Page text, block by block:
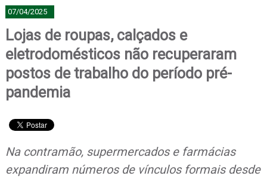
07/04/2025
Lojas de roupas, calçados e
eletrodomésticos não recuperaram
postos de trabalho do período pré-
pandemia
Na contramão, supermercados e farmácias
expandiram números de vínculos formais desde